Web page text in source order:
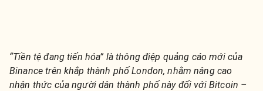
“Tiền tệ đang tiến hóa” là thông điệp quảng cáo mới của
Binance trên khắp thành phố London, nhằm nâng cao
nhận thức của người dân thành phố này đối với Bitcoin –